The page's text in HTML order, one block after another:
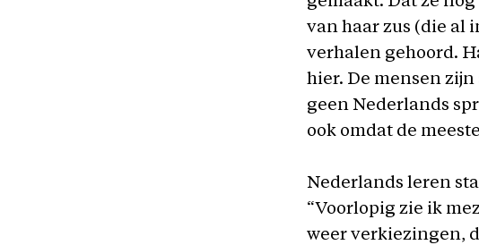
van haar zus (die al
verhalen gehoord.
hier. De mensen
geen Nederlands
ook omdat de
Nederlands leren
“Voorlopig zie ik
weer verkiezingen,